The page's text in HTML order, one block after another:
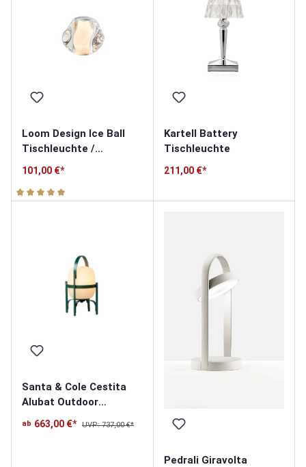
Loom Design Ice Ball
Tischleuchte /
Akkuleuchte
101,00 €*
Durchschnittliche Bewertung von 5 von 5 Sternen
Kartell Battery
Tischleuchte
211,00 €*
Santa & Cole Cestita
Alubat Outdoor
Akkuleuchte
ab 663,00 €* UVP: 737,00 €*
Pedrali Giravolta